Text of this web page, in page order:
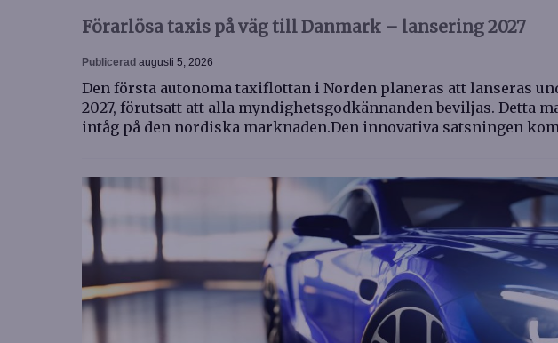
Förarlösa taxis på väg till Danmark – lansering 2027
Publicerad augusti 5, 2026
Den första autonoma taxiflottan i Norden planeras att lanseras
2027, förutsatt att alla myndighetsgodkännanden beviljas. Detta
intåg på den nordiska marknaden.Den innovativa satsningen